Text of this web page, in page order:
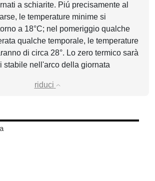
a schiarite. Piú precisamente al
le temperature minime si
a 18°C; nel pomeriggio qualche
qualche temporale, le temperature
di circa 28°. Lo zero termico sarà
stabile nell'arco della giornata
riduci